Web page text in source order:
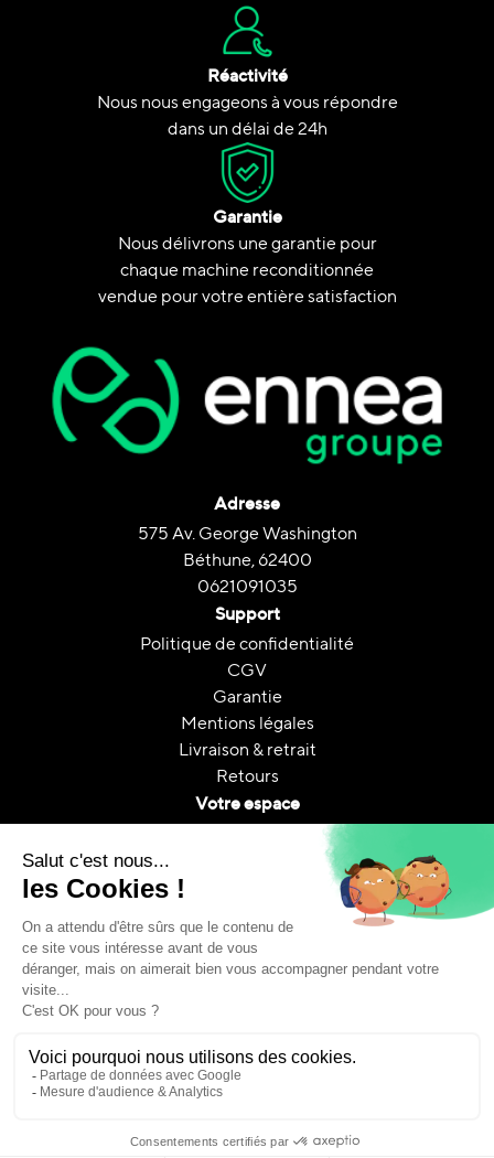
Réactivité
Nous nous engageons à vous répondre
dans un délai de 24h
Garantie
Nous délivrons une garantie pour
chaque machine reconditionnée
vendue pour votre entière satisfaction
Adresse
575 Av. George Washington
Béthune, 62400
0621091035
Support
Politique de confidentialité
CGV
Garantie
Mentions légales
Livraison & retrait
Retours
Votre espace
Suivi de commande
A propos
Le reconditionnement
Copyright © Ennea Groupe. 2025 • Tous droits réservés.